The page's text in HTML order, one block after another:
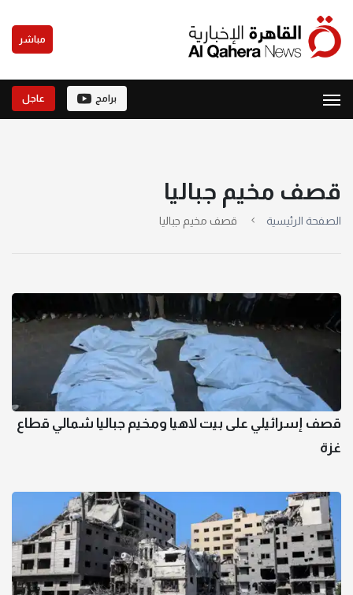
مباشر
برامج عاجل
قصف مخيم جباليا
الصفحة الرئيسية قصف مخيم جباليا
قصف إسرائيلي على بيت لاهيا ومخيم جباليا شمالي قطاع
غزة